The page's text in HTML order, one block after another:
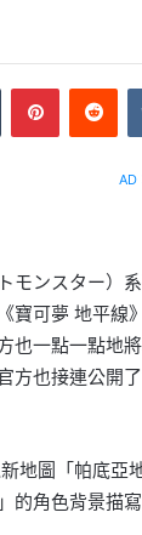
Tumblr Pinterest
AD
モンスター）
寶可夢 地平
也一點一點地
方也接連公開
地圖「帕底亞
的角色背景描